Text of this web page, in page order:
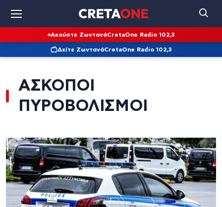
Ακούστε ΖωντανάCretaOne Radio 102,3
Δείτε ΖωντανάCretaOne Radio 102,3
ΑΣΚΟΠΟΙ
ΠΥΡΟΒΟΛΙΣΜΟΙ